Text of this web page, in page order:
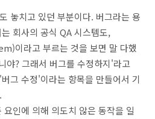
놓치고 있던 부분이다. 버그라는 용
회사의 공식 QA 시스템도,
이라고 부르는 것을 보면 말 다했
야? 그래서 버그를 수정하지'라고
그 수정'이라는 항목을 만들어서 기
인에 의해 의도치 않은 동작을 일